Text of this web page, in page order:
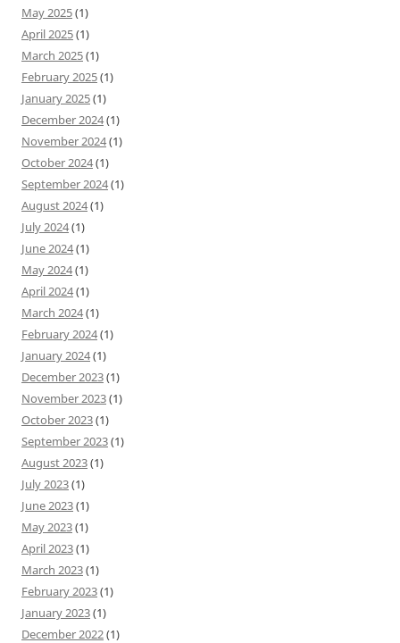
May 2025(1)
April 2025(1)
March 2025(1)
February 2025(1)
January 2025(1)
December 2024(1)
November 2024(1)
October 2024(1)
September 2024(1)
August 2024(1)
July 2024(1)
June 2024(1)
May 2024(1)
April 2024(1)
March 2024(1)
February 2024(1)
January 2024(1)
December 2023(1)
November 2023(1)
October 2023(1)
September 2023(1)
August 2023(1)
July 2023(1)
June 2023(1)
May 2023(1)
April 2023(1)
March 2023(1)
February 2023(1)
January 2023(1)
December 2022(1)